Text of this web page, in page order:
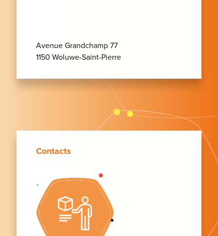
Avenue Grandchamp 77
1150 Woluwe-Saint-Pierre
Contacts